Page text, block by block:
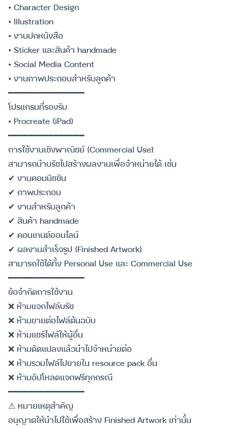
• Character Design
• Illustration
• งานปกหนังสือ
• Sticker และสินค้า handmade
• Social Media Content
• งานภาพประกอบสำหรับลูกค้า
━━━━━━━━━━━━━━━
โปรแกรมที่รองรับ
• Procreate (iPad)
━━━━━━━━━━━━━━━
การใช้งานเชิงพาณิชย์ (Commercial Use)
สามารถนำบรัชไปสร้างผลงานเพื่อจำหน่ายได้ เช่น
✔ งานคอมมิชชัน
✔ ภาพประกอบ
✔ งานสำหรับลูกค้า
✔ สินค้า handmade
✔ คอนเทนต์ออนไลน์
✔ ผลงานสำเร็จรูป (Finished Artwork)
สามารถใช้ได้ทั้ง Personal Use และ Commercial Use
━━━━━━━━━━━━━━━
ข้อจำกัดการใช้งาน
❌ ห้ามแจกไฟล์บรัช
❌ ห้ามขายต่อไฟล์ต้นฉบับ
❌ ห้ามแชร์ไฟล์ให้ผู้อื่น
❌ ห้ามดัดแปลงแล้วนำไปจำหน่ายต่อ
❌ ห้ามรวมไฟล์ไปขายใน resource pack อื่น
❌ ห้ามอัปโหลดแจกฟรีทุกกรณี
━━━━━━━━━━━━━━━
⚠ หมายเหตุสำคัญ
อนุญาตให้นำไปใช้เพื่อสร้าง Finished Artwork เท่านั้น